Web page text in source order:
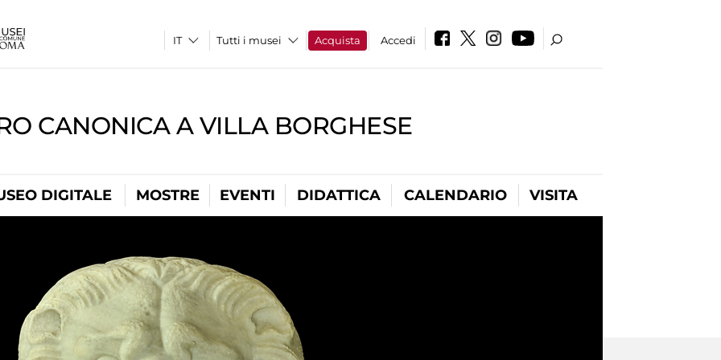
Tutti i musei Acquista Accedi
CANONICA A VILLA BORGHESE
DIGITALE MOSTRE EVENTI DIDATTICA CALENDARIO VISITA